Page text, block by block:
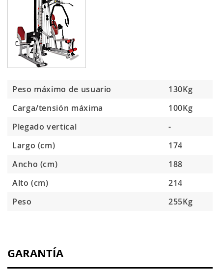
Peso máximo de usuario
130Kg
Carga/tensión máxima
100Kg
Plegado vertical
-
Largo (cm)
174
Ancho (cm)
188
Alto (cm)
214
Peso
255Kg
GARANTÍA